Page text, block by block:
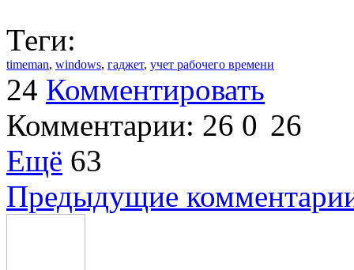
Теги:
timeman, windows, гаджет, учет рабочего времени
24 Комментировать
Комментарии: 26 0 26
Ещё 63
Предыдущие